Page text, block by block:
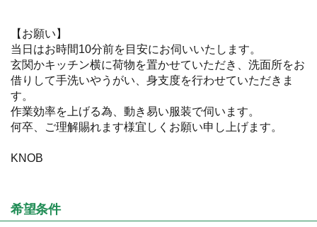
【お願い】
当日はお時間10分前を目安にお伺いいたします。
玄関かキッチン横に荷物を置かせていただき、洗面所をお
借りして手洗いやうがい、身支度を行わせていただきま
す。
作業効率を上げる為、動き易い服装で伺います。
何卒、ご理解賜れます様宜しくお願い申し上げます。
KNOB
希望条件